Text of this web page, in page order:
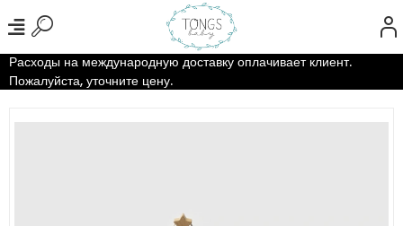
Расходы на международную доставку оплачивает клиент.
Пожалуйста, уточните цену.